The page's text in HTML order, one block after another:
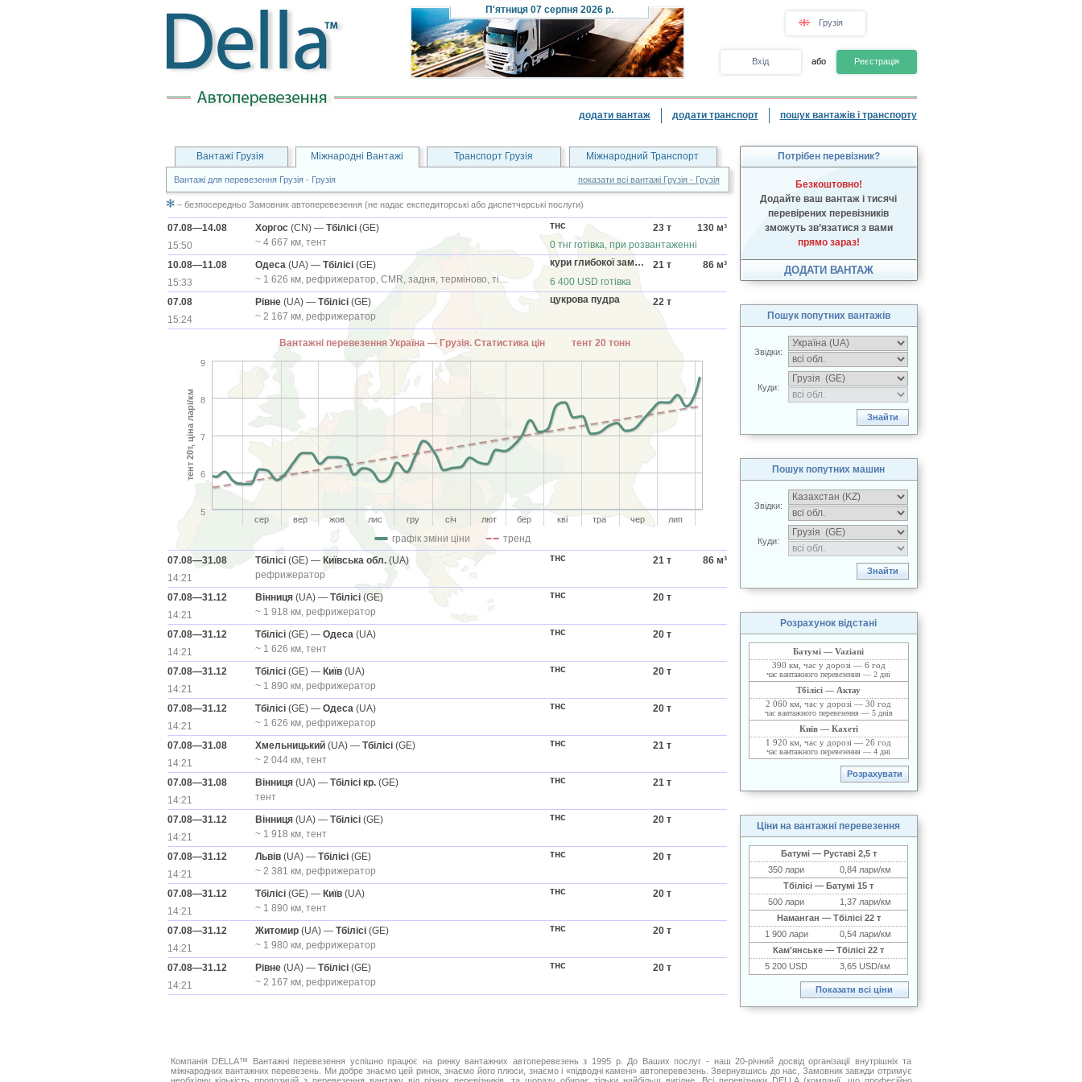
П'ятниця07 серпня 2026 р.
Грузія
Вхід або Реєстрація
додати вантаж додати транспорт пошук вантажів і транспорту
Вантажі Грузія Міжнародні Вантажі Транспорт Грузія Міжнародний Транспорт
Вантажі для перевезення Грузія - Грузія показати всі вантажі Грузія - Грузія
– безпосередньо Замовник автоперевезення (не надає експедиторські або диспетчерські послуги)
07.08—14.08 Хоргос(CN) — Тбілісі(GE) тнс 23 т 130м³
15:50
~ 4 667 км, тент
0 тнг готівка, при розвантаженні
10.08—11.08
Одеса(UA) — Тбілісі(GE) кури глибокої заморозки 21 т 86м³
15:33
~ 1 626 км, рефрижератор, CMR, задня, терміново, тільки перевізник
6 400 USD готівка
07.08
Рівне(UA) — Тбілісі(GE) цукрова пудра
22 т
15:24
~ 2 167 км, рефрижератор
Вантажні перевезення Україна — Грузія. Статистика цін тент 20 тонн
графік зміни ціни тренд
сер вер жов лис гру січ лют бер кві тра чер лип
5
6
7
8
9
тент 20т, ціна ларі/км
07.08—31.08 Тбілісі(GE) — Київська обл.(UA) тнс 21 т 86м³
14:21
рефрижератор
07.08—31.12
Вінниця(UA) — Тбілісі(GE) тнс
20 т
14:21
~ 1 918 км, рефрижератор
07.08—31.12
Тбілісі(GE) — Одеса(UA) тнс
20 т
14:21
~ 1 626 км, тент
07.08—31.12
Тбілісі(GE) — Київ(UA) тнс
20 т
14:21
~ 1 890 км, рефрижератор
07.08—31.12
Тбілісі(GE) — Одеса(UA) тнс
20 т
14:21
~ 1 626 км, рефрижератор
07.08—31.08
Хмельницький(UA) — Тбілісі(GE) тнс
21 т
14:21
~ 2 044 км, тент
07.08—31.08
Вінниця(UA) — Тбілісі кр.(GE) тнс
21 т
14:21
тент
07.08—31.12
Вінниця(UA) — Тбілісі(GE) тнс
20 т
14:21
~ 1 918 км, тент
07.08—31.12
Львів(UA) — Тбілісі(GE) тнс
20 т
14:21
~ 2 381 км, рефрижератор
07.08—31.12
Тбілісі(GE) — Київ(UA) тнс
20 т
14:21
~ 1 890 км, тент
07.08—31.12
Житомир(UA) — Тбілісі(GE) тнс
20 т
14:21
~ 1 980 км, рефрижератор
07.08—31.12
Рівне(UA) — Тбілісі(GE) тнс
20 т
14:21
~ 2 167 км, рефрижератор
Потрібен перевізник?
Безкоштовно!
Додайте ваш вантаж і тисячі
перевірених перевізників
зможуть зв’язатися з вами
прямо зараз!
ДОДАТИ ВАНТАЖ
Пошук попутних вантажів
Звідки:
Куди:
Пошук попутних машин
Звідки:
Куди:
Розрахунок відстані
Батумі — Vaziani
390 км, час у дорозі — 6 год
час вантажного перевезення — 2 дні
Тбілісі — Актау
2 060 км, час у дорозі — 30 год
час вантажного перевезення — 5 днів
Київ — Кахеті
1 920 км, час у дорозі — 26 год
час вантажного перевезення — 4 дні
Ціни на вантажні перевезення
Батумі — Руставі 2,5 т
350 лари
0,84 лари/км
Тбілісі — Батумі 15 т
500 лари
1,37 лари/км
Наманган — Тбілісі 22 т
1 900 лари
0,54 лари/км
Кам'янське — Тбілісі 22 т
5 200 USD 3,65 USD/км
Компанія DELLA™ Вантажні перевезення успішно працює на ринку вантажних автоперевезень з 1995 р. До Ваших послуг - наш 20-річний досвід організації внутрішніх та
міжнародних вантажних перевезень. Ми добре знаємо цей ринок, знаємо його плюси, знаємо і «підводні камені» автоперевезень. Звернувшись до нас, Замовник завжди отримує